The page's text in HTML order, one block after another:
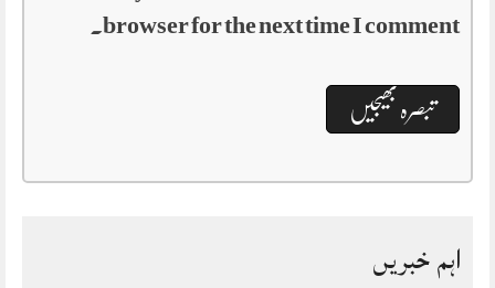
browser for the next time I comment.
اہم خبریں